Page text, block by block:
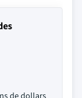
de dollars